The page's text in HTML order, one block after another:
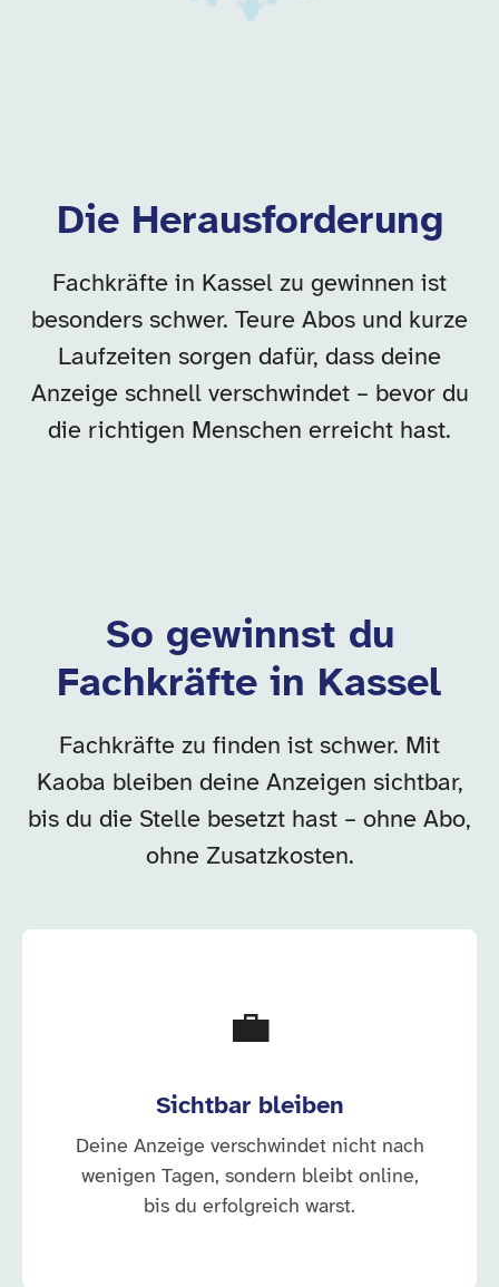
Die Herausforderung
Fachkräfte in Kassel zu gewinnen ist
besonders schwer. Teure Abos und kurze
Laufzeiten sorgen dafür, dass deine
Anzeige schnell verschwindet – bevor du
die richtigen Menschen erreicht hast.
So gewinnst du
Fachkräfte in Kassel
Fachkräfte zu finden ist schwer. Mit
Kaoba bleiben deine Anzeigen sichtbar,
bis du die Stelle besetzt hast – ohne Abo,
ohne Zusatzkosten.
💼
Sichtbar bleiben
Deine Anzeige verschwindet nicht nach
wenigen Tagen, sondern bleibt online,
bis du erfolgreich warst.